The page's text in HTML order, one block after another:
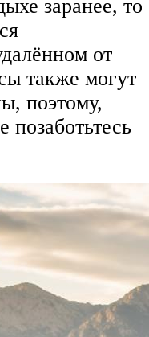
заранее, то
от
также могут
поэтому,
позаботьтесь